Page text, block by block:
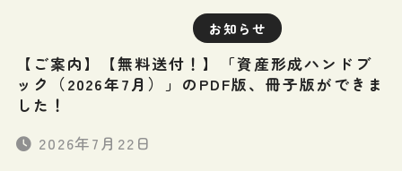
お知らせ
【ご案内】【無料送付！】「資産形成ハンドブ
ック（2026年7月）」のPDF版、冊子版ができま
した！
2026年7月22日